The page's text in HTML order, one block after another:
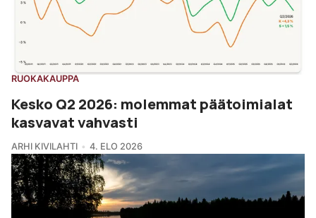
RUOKAKAUPPA
Kesko Q2 2026: molemmat päätoimialat
kasvavat vahvasti
ARHI KIVILAHTI 4. ELO 2026